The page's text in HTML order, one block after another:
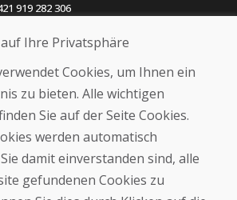
919 282 306
uns
Ihre Privatsphäre
Cookies, um Ihnen ein
zu bieten. Alle wichtigen
Sie auf der Seite Cookies.
werden automatisch
damit einverstanden sind, alle
gefundenen Cookies zu